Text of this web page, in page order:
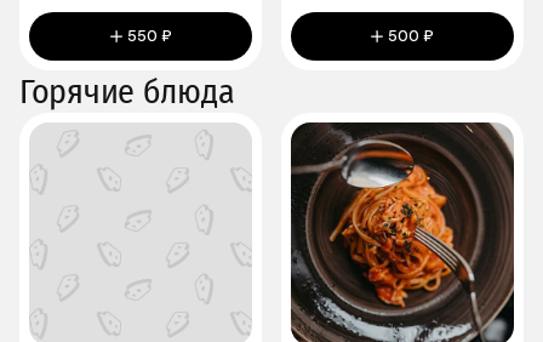
550 ₽ 500 ₽
Горячие блюда